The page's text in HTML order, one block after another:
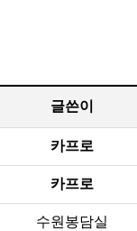
글쓴이
카프로
카프로
수원봉담실